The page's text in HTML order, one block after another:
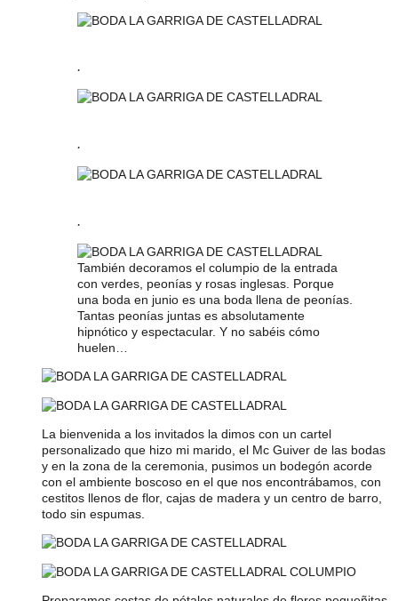
.
.
.
También decoramos el columpio de la entrada
con verdes, peonías y rosas inglesas. Porque
una boda en junio es una boda llena de peonías.
Tantas peonías juntas es absolutamente
hipnótico y espectacular. Y no sabéis cómo
huelen…
La bienvenida a los invitados la dimos con un cartel
personalizado que hizo mi marido, el Mc Guiver de las bodas
y en la zona de la ceremonia, pusimos un bodegón acorde
con el ambiente boscoso en el que nos encontrábamos, con
cestitos llenos de flor, cajas de madera y un centro de barro,
todo sin espumas.